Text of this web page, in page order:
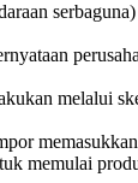
melalui
memulai